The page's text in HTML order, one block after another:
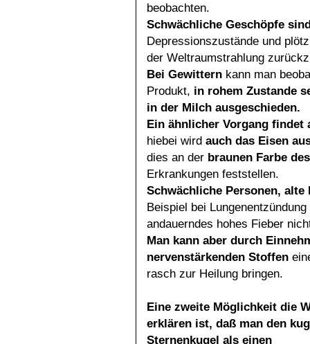
beobachten.
Schwächliche Geschöpfe
Depressionszustände und
der Weltraumstrahlung
Bei Gewittern kann man
Produkt, in rohem Zustande
in der Milch ausgeschieden.
Ein ähnlicher Vorgang findet
hiebei wird auch das Eisen
dies an der braunen Farbe
Erkrankungen feststellen.
Schwächliche Personen, alte
Beispiel bei
andauerndes hohes Fieber
Man kann aber durch
nervenstärkenden Stoffen
rasch zur Heilung bringen.
Eine zweite Möglichkeit die
erklären ist, daß man den
Sternenkugel als einen